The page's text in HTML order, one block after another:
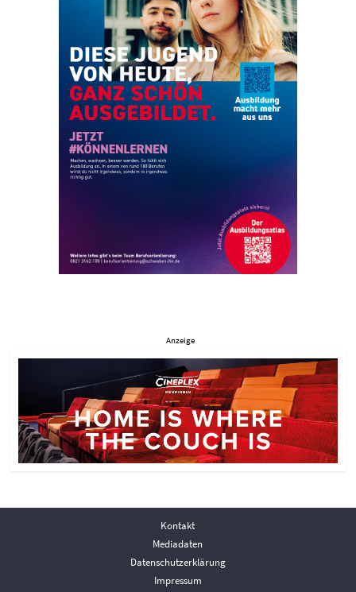
Anzeige
Kontakt
Mediadaten
Datenschutzerklärung
Impressum